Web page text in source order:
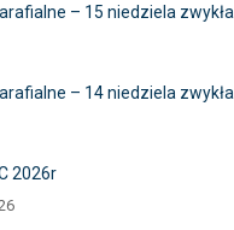
– 15 niedziela zwykła
– 14 niedziela zwykła
2026r